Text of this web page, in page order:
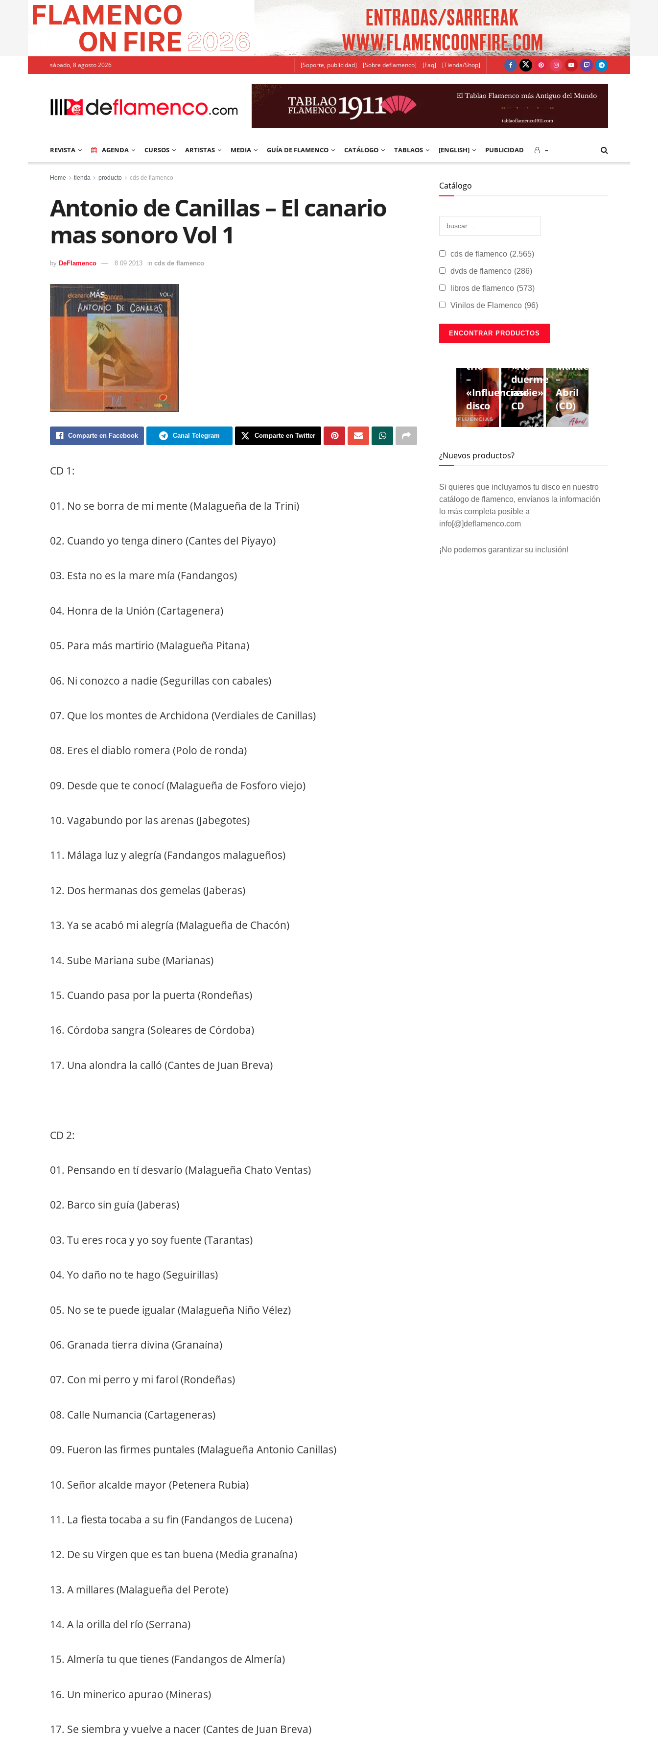
sábado, 8 agosto 2026 [Soporte, publicidad] [Sobre deflamenco] [Faq] [Tienda/Shop]
REVISTA AGENDA CURSOS ARTISTAS MEDIA GUÍA DE FLAMENCO CATÁLOGO TABLAOS [ENGLISH] PUBLICIDAD –
Home tienda producto cds de flamenco
Antonio de Canillas – El canario
mas sonoro Vol 1
by DeFlamenco 8 09 2013 in cds de flamenco
Comparte en Facebook Canal Telegram Comparte en Twitter
CD 1:
01. No se borra de mi mente (Malagueña de la Trini)
02. Cuando yo tenga dinero (Cantes del Piyayo)
03. Esta no es la mare mía (Fandangos)
04. Honra de la Unión (Cartagenera)
05. Para más martirio (Malagueña Pitana)
06. Ni conozco a nadie (Segurillas con cabales)
07. Que los montes de Archidona (Verdiales de Canillas)
08. Eres el diablo romera (Polo de ronda)
09. Desde que te conocí (Malagueña de Fosforo viejo)
10. Vagabundo por las arenas (Jabegotes)
11. Málaga luz y alegría (Fandangos malagueños)
12. Dos hermanas dos gemelas (Jaberas)
13. Ya se acabó mi alegría (Malagueña de Chacón)
14. Sube Mariana sube (Marianas)
15. Cuando pasa por la puerta (Rondeñas)
16. Córdoba sangra (Soleares de Córdoba)
17. Una alondra la calló (Cantes de Juan Breva)
CD 2:
01. Pensando en tí desvarío (Malagueña Chato Ventas)
02. Barco sin guía (Jaberas)
03. Tu eres roca y yo soy fuente (Tarantas)
04. Yo daño no te hago (Seguirillas)
05. No se te puede igualar (Malagueña Niño Vélez)
06. Granada tierra divina (Granaína)
07. Con mi perro y mi farol (Rondeñas)
08. Calle Numancia (Cartageneras)
09. Fueron las firmes puntales (Malagueña Antonio Canillas)
10. Señor alcalde mayor (Petenera Rubia)
11. La fiesta tocaba a su fin (Fandangos de Lucena)
12. De su Virgen que es tan buena (Media granaína)
13. A millares (Malagueña del Perote)
14. A la orilla del río (Serrana)
15. Almería tu que tienes (Fandangos de Almería)
16. Un minerico apurao (Mineras)
17. Se siembra y vuelve a nacer (Cantes de Juan Breva)
Catálogo
cds de flamenco (2.565)
dvds de flamenco (286)
libros de flamenco (573)
Vinilos de Flamenco (96)
FLAMENCO
Lorenzo
trío
–
«Influencias»
disco
FLAMENCO
Gregorio
«No
duerme
nadie»
CD
Manuela
–
Abril
(CD)
¿Nuevos productos?
Si quieres que incluyamos tu disco en nuestro
catálogo de flamenco, envíanos la información
lo más completa posible a
info[@]deflamenco.com
¡No podemos garantizar su inclusión!